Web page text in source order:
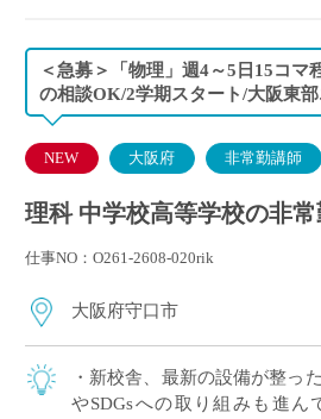
＜急募＞「物理」週4～5日15コ
の相談OK/2学期スタート/大阪東
NEW 大阪府 非常勤講師
理科 中学校高等学校の非
仕事NO：O261-2608-020rik
大阪府守口市
・新校舎、最新の設備が整っ
やSDGsへの取り組みも進ん